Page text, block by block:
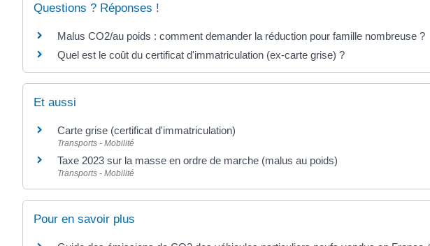
Questions ? Réponses !
Malus CO2/au poids : comment demander la réduction pour famille nombreuse ?
Quel est le coût du certificat d'immatriculation (ex-carte grise) ?
Et aussi
Carte grise (certificat d'immatriculation)
Transports - Mobilité
Taxe 2023 sur la masse en ordre de marche (malus au poids)
Transports - Mobilité
Pour en savoir plus